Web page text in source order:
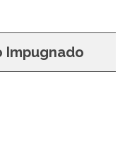
Impugnado